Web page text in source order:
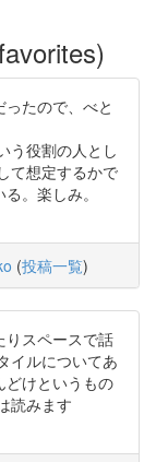
たので、べと
う役割の人とし
て想定するかで
。楽しみ。
(投稿一覧)
りスペースで話
イルについてあ
どけというもの
読みます